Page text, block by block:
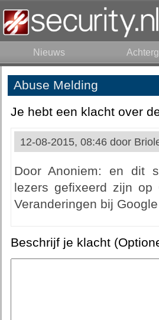
Nieuws
Abuse Melding
Je hebt een klacht over
12-08-2015, 08:46 door
Door Anoniem: en dit
lezers gefixeerd zijn
Veranderingen bij
Beschrijf je klacht